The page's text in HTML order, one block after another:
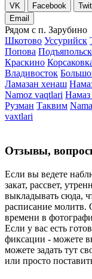
VK Facebook
Email
Рядом с п. Зарубино
Шкотово Уссурийск
Попова
Краскино
Владивосток
Ламазан хенаш
Namoz vaqtlari
Рузман Таквим
vaxtlari
Отзывы,
Если вы ведете
закат, рассвет,
выкладывать сюда,
расписание молитв.
времени в
Если у вас есть
фиксации - можете
можете задать тут
или просто